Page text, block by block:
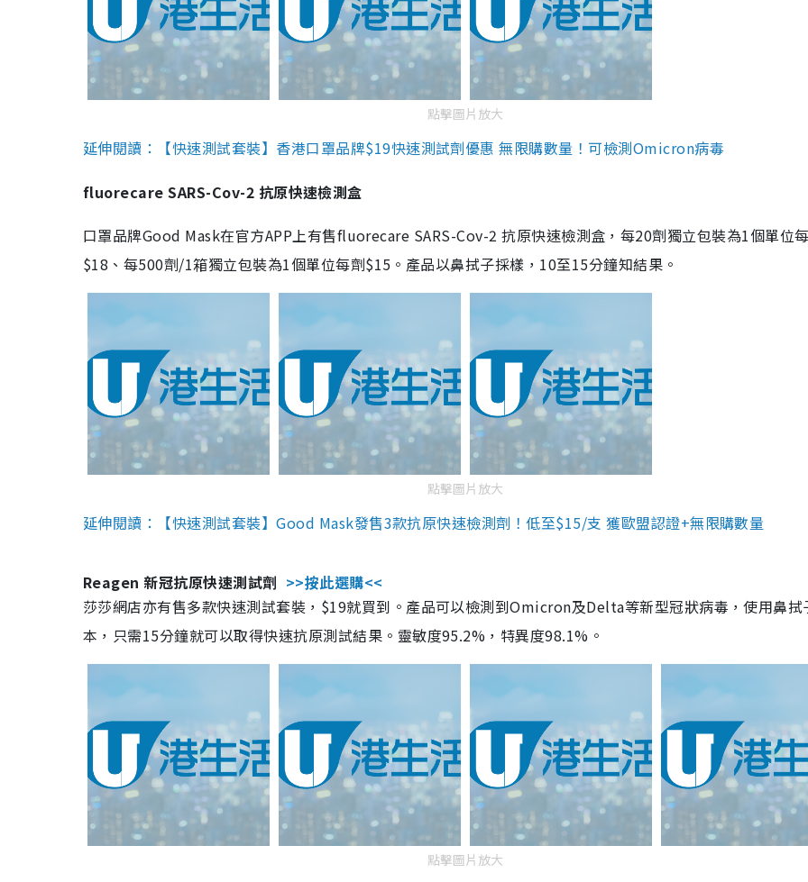
點擊圖片放大
延伸閱讀：【快速測試套裝】香港口罩品牌$19快速測試劑優惠 無限購數量！可檢測Omicron病毒
fluorecare SARS-Cov-2 抗原快速檢測盒
口罩品牌Good Mask在官方APP上有售fluorecare SARS-Cov-2 抗原快速檢測盒，每20劑獨立包裝為1個單位
$18、每500劑/1箱獨立包裝為1個單位每劑$15。產品以鼻拭子採樣，10至15分鐘知結果。
點擊圖片放大
延伸閱讀：【快速測試套裝】Good Mask發售3款抗原快速檢測劑！低至$15/支 獲歐盟認證+無限購數量
Reagen 新冠抗原快速測試劑 >>按此選購<<
莎莎網店亦有售多款快速測試套裝，$19就買到。產品可以檢測到Omicron及Delta等新型冠狀病毒，使用鼻拭
本，只需15分鐘就可以取得快速抗原測試結果。靈敏度95.2%，特異度98.1%。
點擊圖片放大